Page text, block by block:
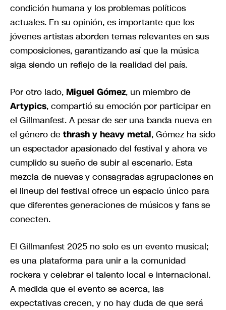
condición humana y los problemas políticos
actuales. En su opinión, es importante que los
jóvenes artistas aborden temas relevantes en sus
composiciones, garantizando así que la música
siga siendo un reflejo de la realidad del país.
Por otro lado, Miguel Gómez, un miembro de
Artypics, compartió su emoción por participar en
el Gillmanfest. A pesar de ser una banda nueva en
el género de thrash y heavy metal, Gómez ha sido
un espectador apasionado del festival y ahora ve
cumplido su sueño de subir al escenario. Esta
mezcla de nuevas y consagradas agrupaciones en
el lineup del festival ofrece un espacio único para
que diferentes generaciones de músicos y fans se
conecten.
El Gillmanfest 2025 no solo es un evento musical;
es una plataforma para unir a la comunidad
rockera y celebrar el talento local e internacional.
A medida que el evento se acerca, las
expectativas crecen, y no hay duda de que será